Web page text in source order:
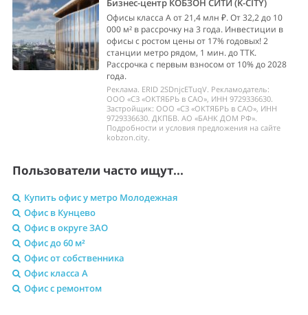
Пользователи часто ищут...
Купить офис у метро Молодежная
Офис в Кунцево
Офис в округе ЗАО
Офис от собственника
Похожие предложения по продаже офисов
Популярные бизнес-центры